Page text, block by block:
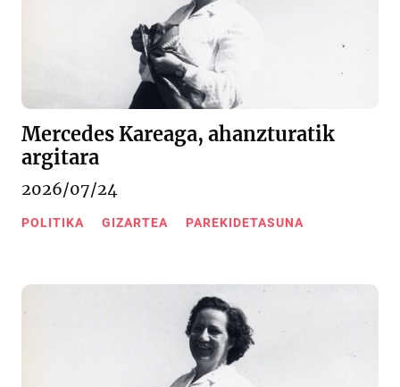
Mercedes Kareaga, ahanzturatik
argitara
2026/07/24
POLITIKA GIZARTEA PAREKIDETASUNA